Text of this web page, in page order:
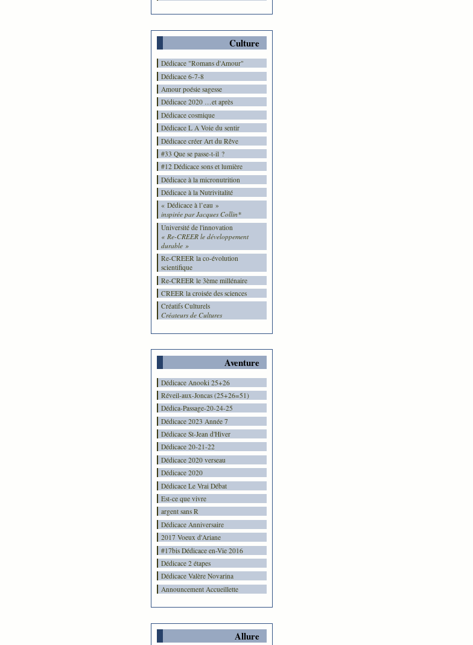
Culture
Dédicace "Romans d'Amour"
Dédicace 6-7-8
Amour poésie sagesse
Dédicace 2020 …et après
Dédicace cosmique
Dédicace L A Voie du sentir
Dédicace créer Art du Rêve
#33 Que se passe-t-il ?
#12 Dédicace sons et lumière
Dédicace à la micronutrition
Dédicace à la Nutrivitalité
« Dédicace à l’eau »
inspirée par Jacques Collin*
Université de l'innovation
« Re-CREER le développement
durable »
Re-CREER la co-évolution
scientifique
Re-CREER le 3ème millénaire
CREER la croisée des sciences
Créatifs Culturels
Créateurs de Cultures
Aventure
Dédicace Anooki 25+26
Réveil-aux-Joncas (25+26=51)
Dédica-Passage-20-24-25
Dédicace 2023 Année 7
Dédicace St-Jean d'Hiver
Dédicace 20-21-22
Dédicace 2020 verseau
Dédicace 2020
Dédicace Le Vrai Débat
Est-ce que vivre
argent sans R
Dédicace Anniversaire
2017 Voeux d'Ariane
#17bis Dédicace en-Vie 2016
Dédicace 2 étapes
Dédicace Valère Novarina
Announcement Accueillette
Allure